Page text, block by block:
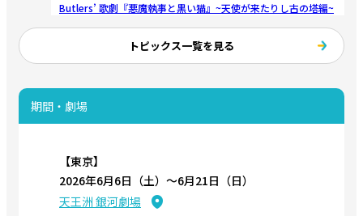
Butlers’ 歌劇『悪魔執事と黒い猫』~天使が来たりし古の塔編~
2025.06.28
トピックス一覧を見る
期間・劇場
【東京】
2026年6月6日（土）〜6月21日（日）
天王洲 銀河劇場